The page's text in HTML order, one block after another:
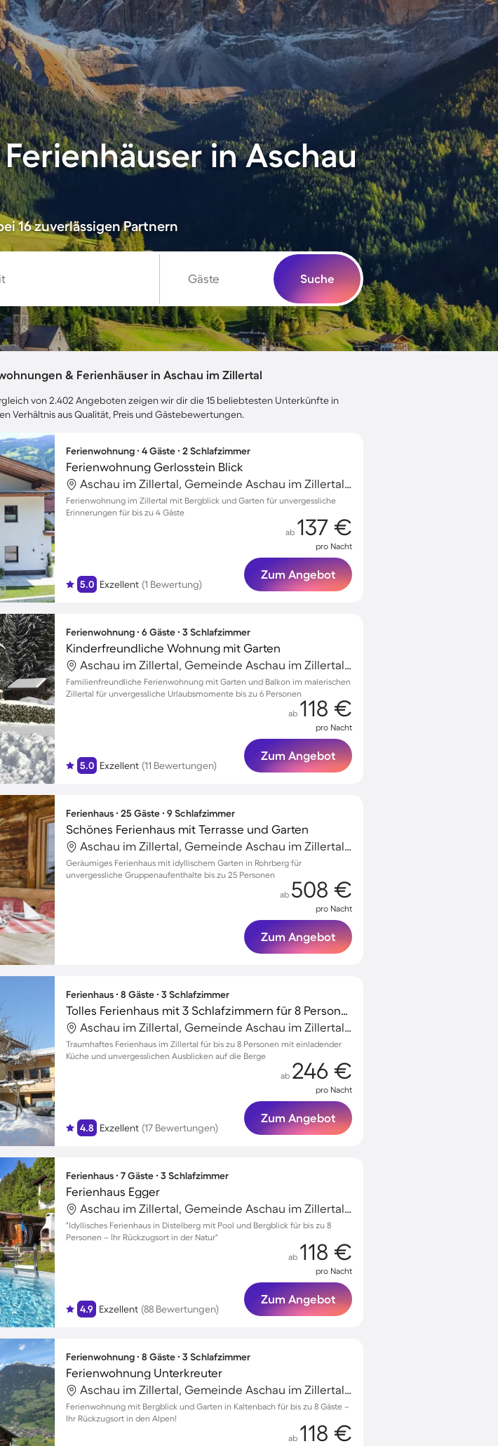
in Aschau
16 zuverlässigen Partnern
Gäste Suche
& Ferienhäuser in Aschau im Zillertal
von 2.402 Angeboten zeigen wir dir die 15 beliebtesten Unterkünfte in
Verhältnis aus Qualität, Preis und Gästebewertungen.
Ferienwohnung ∙ 4 Gäste ∙ 2 Schlafzimmer
Ferienwohnung Gerlosstein Blick
Aschau im Zillertal, Gemeinde Aschau im Zillertal, Österreich
Ferienwohnung im Zillertal mit Bergblick und Garten für unvergessliche
Erinnerungen für bis zu 4 Gäste
5.0 Exzellent (1 Bewertung)
ab 137 €
pro Nacht
Zum Angebot
Ferienwohnung ∙ 6 Gäste ∙ 3 Schlafzimmer
Kinderfreundliche Wohnung mit Garten
Aschau im Zillertal, Gemeinde Aschau im Zillertal, Österreich
Familienfreundliche Ferienwohnung mit Garten und Balkon im malerischen
Zillertal für unvergessliche Urlaubsmomente bis zu 6 Personen
5.0 Exzellent (11 Bewertungen)
ab 118 €
pro Nacht
Zum Angebot
Ferienhaus ∙ 25 Gäste ∙ 9 Schlafzimmer
Schönes Ferienhaus mit Terrasse und Garten
Aschau im Zillertal, Gemeinde Aschau im Zillertal, Österreich
Geräumiges Ferienhaus mit idyllischem Garten in Rohrberg für
unvergessliche Gruppenaufenthalte bis zu 25 Personen
ab 508 €
pro Nacht
Zum Angebot
Ferienhaus ∙ 8 Gäste ∙ 3 Schlafzimmer
Tolles Ferienhaus mit 3 Schlafzimmern für 8 Personen
Aschau im Zillertal, Gemeinde Aschau im Zillertal, Österreich
Traumhaftes Ferienhaus im Zillertal für bis zu 8 Personen mit einladender
Küche und unvergesslichen Ausblicken auf die Berge
4.8 Exzellent (17 Bewertungen)
ab 246 €
pro Nacht
Zum Angebot
Ferienhaus ∙ 7 Gäste ∙ 3 Schlafzimmer
Ferienhaus Egger
Aschau im Zillertal, Gemeinde Aschau im Zillertal, Österreich
"Idyllisches Ferienhaus in Distelberg mit Pool und Bergblick für bis zu 8
Personen – Ihr Rückzugsort in der Natur"
4.9 Exzellent (88 Bewertungen)
ab 118 €
pro Nacht
Zum Angebot
Ferienwohnung ∙ 8 Gäste ∙ 3 Schlafzimmer
Ferienwohnung Unterkreuter
Aschau im Zillertal, Gemeinde Aschau im Zillertal, Österreich
Ferienwohnung mit Bergblick und Garten in Kaltenbach für bis zu 8 Gäste –
Ihr Rückzugsort in den Alpen!
ab 118 €